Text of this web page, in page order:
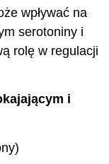
wpływać na
serotoniny i
rolę w regulacji
i